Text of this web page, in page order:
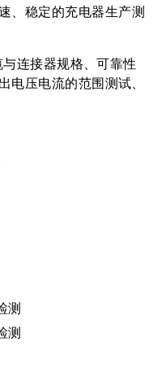
、稳定的充电器生产测
与连接器规格、可靠性
电压电流的范围测试、
测
测